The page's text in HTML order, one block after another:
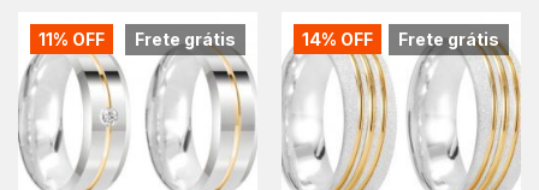
Frete grátis
11% OFF Frete grátis
14% OFF